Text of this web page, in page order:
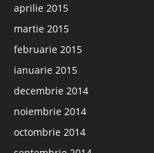
aprilie 2015
martie 2015
februarie 2015
ianuarie 2015
decembrie 2014
noiembrie 2014
octombrie 2014